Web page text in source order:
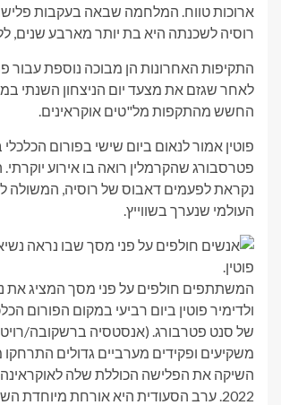
ארוכות טווח. המלחמה שבאה בעקבות
רוסיה לשכנתה היא בת יותר מארבע שנים,
התקיפות האחרונות הן מבוכה נוספת עבור
לאחר שגזם את מצעד יום הניצחון השנתי
החשש מהתקפות מל"טים אוקראינים.
פוטין אמור לנאום ביום שישי בפורום
פטרסבורג שהקרמלין רואה בו אירוע
נקראת לפעמים דאבוס של רוסיה, המשולה
העולמי שנערך בשווייץ.
המשתתפים חולפים על פני מסך המציג את
ולדימיר פוטין ביום רביעי במקום הפורום
של סנט פטרבורג. (אנסטסיה ברשקובה/
משקיעים ופקידים מערביים גדולים
2022. ערב הסעודית היא אורחת מיוחדת